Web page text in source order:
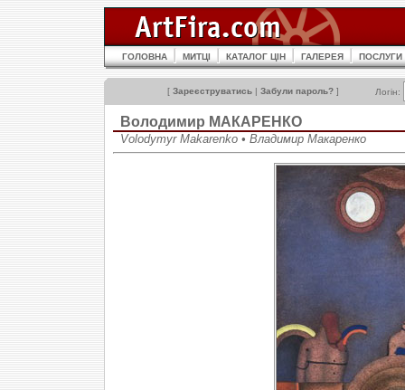
ГОЛОВНА МИТЦІ КАТАЛОГ ЦІН ГАЛЕРЕЯ ПОСЛУГИ
[ Зареєструватись | Забули пароль? ] Логін:
Володимир МАКАРЕНКО
Volodymyr Makarenko • Владимир Макаренко